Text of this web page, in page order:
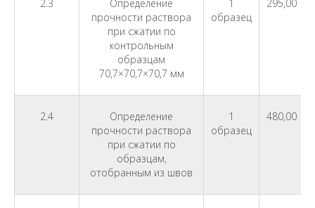
2.3
Определение
прочности раствора
при сжатии по
контрольным
образцам
70,7×70,7×70,7 мм
1
образец
295,00
2.4
Определение
прочности раствора
при сжатии по
образцам,
отобранным из швов
1
образец
480,00